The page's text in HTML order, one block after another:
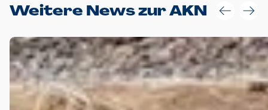
Weitere News zur AKN